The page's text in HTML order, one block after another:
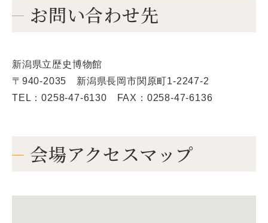
お問い合わせ先
新潟県立歴史博物館
〒940-2035 新潟県長岡市関原町1-2247-2
TEL：0258-47-6130 FAX：0258-47-6136
会場アクセスマップ